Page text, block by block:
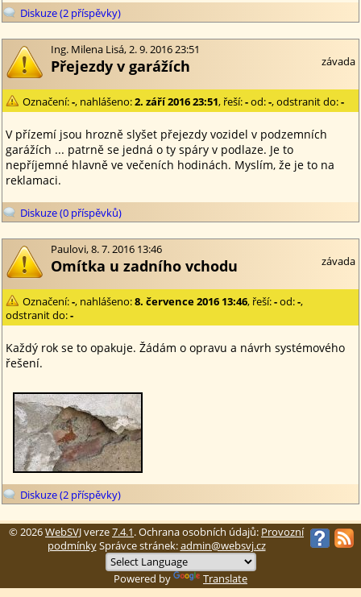
Diskuze (2 příspěvky)
Ing. Milena Lisá, 2. 9. 2016 23:51
Přejezdy v garážích závada
Označení:-, nahlášeno:2. září 2016 23:51, řeší:-od:-, odstranit do:-
V přízemí jsou hrozně slyšet přejezdy vozidel v podzemních
garážích ... patrně se jedná o ty spáry v podlaze. Je to
nepříjemné hlavně ve večeních hodinách. Myslím, že je to na
reklamaci.
Diskuze (0 příspěvků)
Paulovi, 8. 7. 2016 13:46
Omítka u zadního vchodu závada
Označení:-, nahlášeno:8. července 2016 13:46, řeší:-od:-,
odstranit do:-
Každý rok se to opakuje. Žádám o opravu a návrh systémového
řešení.
Diskuze (2 příspěvky)
© 2026WebSVJverze7.4.1. Ochrana osobních údajů: Provozní
podmínkySprávce stránek:admin@websvj.cz
Powered by Translate